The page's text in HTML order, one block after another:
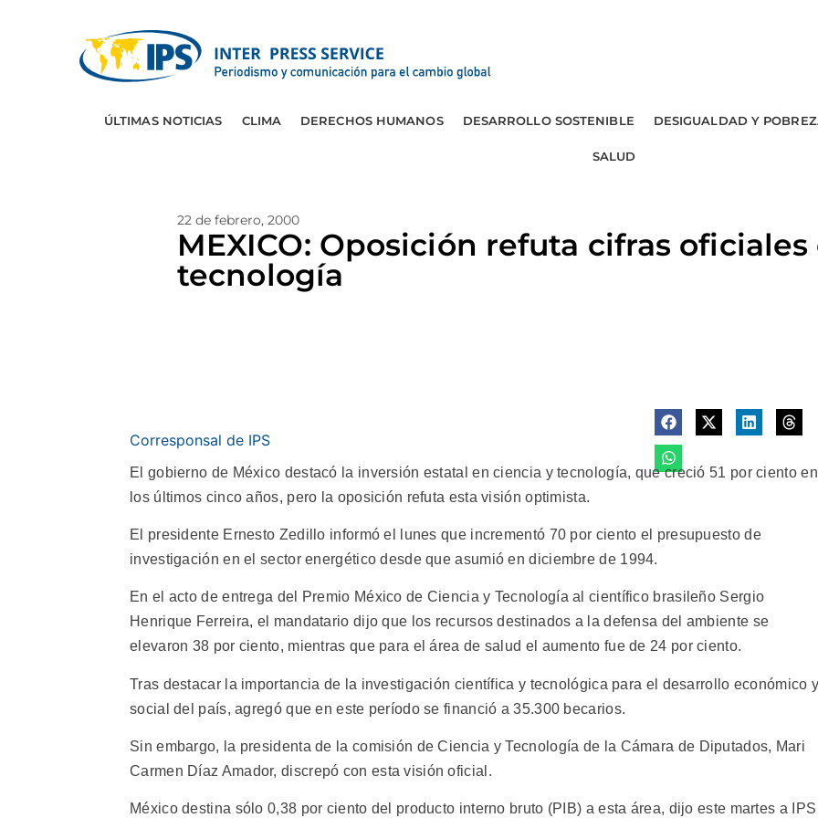
ÚLTIMAS NOTICIAS CLIMA DERECHOS HUMANOS DESARROLLO SOSTENIBLE DESIGUALDAD Y
SALUD
22 de febrero, 2000
MEXICO: Oposición refuta cifras
tecnología
Corresponsal de IPS
El gobierno de México destacó la inversión estatal en ciencia y tecnología, que creció 51 por ciento en
los últimos cinco años, pero la oposición refuta esta visión optimista.
El presidente Ernesto Zedillo informó el lunes que incrementó 70 por ciento el presupuesto de
investigación en el sector energético desde que asumió en diciembre de 1994.
En el acto de entrega del Premio México de Ciencia y Tecnología al científico brasileño Sergio
Henrique Ferreira, el mandatario dijo que los recursos destinados a la defensa del ambiente se
elevaron 38 por ciento, mientras que para el área de salud el aumento fue de 24 por ciento.
Tras destacar la importancia de la investigación científica y tecnológica para el desarrollo económico
social del país, agregó que en este período se financió a 35.300 becarios.
Sin embargo, la presidenta de la comisión de Ciencia y Tecnología de la Cámara de Diputados, Mari
Carmen Díaz Amador, discrepó con esta visión oficial.
México destina sólo 0,38 por ciento del producto interno bruto (PIB) a esta área, dijo este martes a IPS